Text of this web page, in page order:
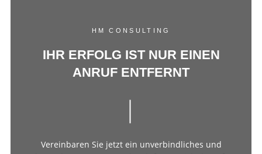
HM CONSULTING
IHR ERFOLG IST NUR EINEN
ANRUF ENTFERNT
Vereinbaren Sie jetzt ein unverbindliches und